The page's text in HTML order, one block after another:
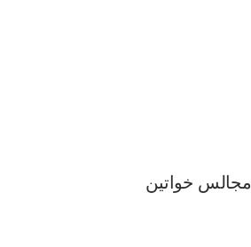
مجالس خواتین